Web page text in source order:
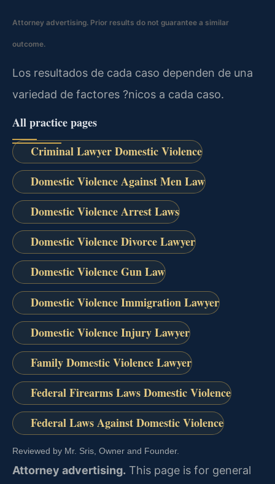
Attorney advertising. Prior results do not guarantee a similar
outcome.
Los resultados de cada caso dependen de una
variedad de factores ?nicos a cada caso.
All practice pages
Criminal Lawyer Domestic Violence
Domestic Violence Against Men Law
Domestic Violence Arrest Laws
Domestic Violence Divorce Lawyer
Domestic Violence Gun Law
Domestic Violence Immigration Lawyer
Domestic Violence Injury Lawyer
Family Domestic Violence Lawyer
Federal Firearms Laws Domestic Violence
Federal Laws Against Domestic Violence
Reviewed by Mr. Sris, Owner and Founder.
Attorney advertising. This page is for general